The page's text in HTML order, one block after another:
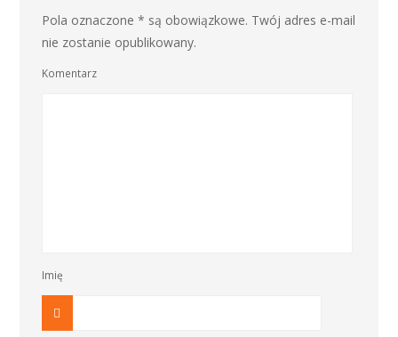
Pola oznaczone * są obowiązkowe. Twój adres e-mail
nie zostanie opublikowany.
Komentarz
Imię